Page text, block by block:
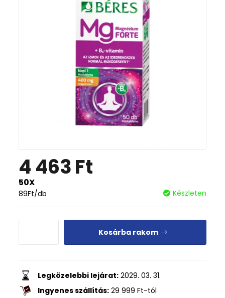
4 463Ft
50X
89Ft/db Készleten
Kosárba rakom
Legközelebbi lejárat: 2029. 03. 31.
Ingyenes szállítás: 29 999 Ft-tól